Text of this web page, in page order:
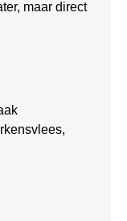
maar direct